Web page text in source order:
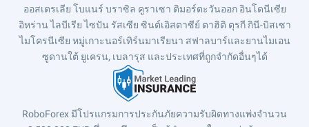
ออสเตรเลีย โบแนร์ บราซิล คูราเซา ติมอร์ตะวันออก อินโดนีเซีย
อิหร่าน ไลบีเรีย ไซปัน รัสเซีย ซินต์เอิสตาซีย์ ตาฮิติ ตุรกี กินี-บิสเซา
ไมโครนีเซีย หมู่เกาะนอร์เทิร์นมาเรียนา สฟาลบาร์และยานไมเอน
ซูดานใต้ ยูเครน, เบลารุส และประเทศที่ถูกจำกัดอื่นๆได้
RoboForex มีโปรแกรมการประกันภัยความรับผิดทางแพ่งจำนวน